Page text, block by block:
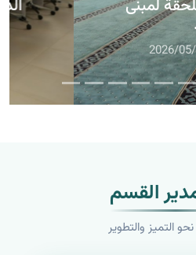
الهندسة وتكنولوجيا
— 2026/05/25
القسم
التميز والتطوير